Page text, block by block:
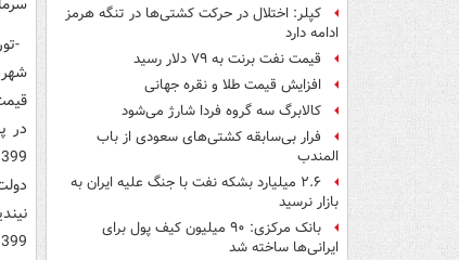
کپلر: اختلال در حرکت کشتی‌ها در تنگه هرمز
ادامه دارد
قیمت نفت برنت به ۷۹ دلار رسید
افزایش قیمت طلا و نقره جهانی
کالابرگ سه گروه فردا شارژ می‌شود
فرار بی‌سابقه کشتی‌های سعودی از باب
المندب
۲.۶ میلیارد بشکه نفت با جنگ علیه ایران به
بازار نرسید
بانک مرکزی: ۹۰ میلیون کیف پول برای
ایرانی‌ها ساخته شد
1399